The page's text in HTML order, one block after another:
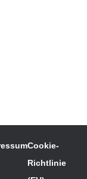
Cookie-
Richtlinie